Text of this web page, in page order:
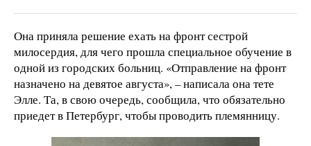
Она приняла решение ехать на фронт сестрой
милосердия, для чего прошла специальное обучение в
одной из городских больниц. «Отправление на фронт
назначено на девятое августа», – написала она тете
Элле. Та, в свою очередь, сообщила, что обязательно
приедет в Петербург, чтобы проводить племянницу.